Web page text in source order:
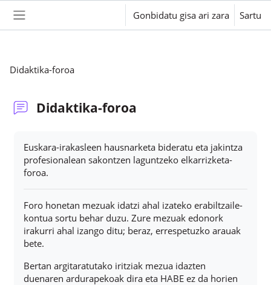
Alboko panela
Gonbidatu gisa ari zara Sartu
Didaktika-foroa
Didaktika-foroa
Euskara-irakasleen hausnarketa bideratu eta jakintza
profesionalean sakontzen laguntzeko elkarrizketa-
foroa.
Foro honetan mezuak idatzi ahal izateko erabiltzaile-
kontua sortu behar duzu. Zure mezuak edonork
irakurri ahal izango ditu; beraz, errespetuzko arauak
bete.
Bertan argitaratutako iritziak mezua idazten
duenaren ardurapekoak dira eta HABE ez da horien